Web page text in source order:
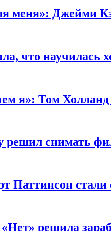
меня»: Джейми
что научилась
я»: Том
решил снимать
Паттинсон
решила